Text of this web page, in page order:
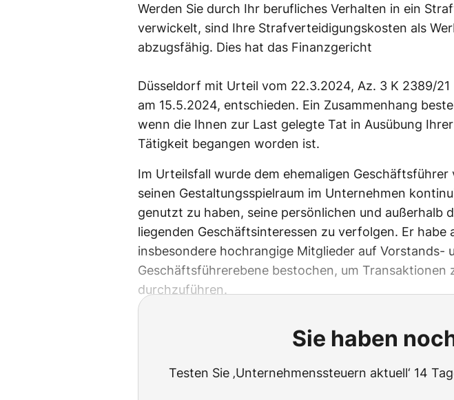
Werden Sie durch Ihr berufliches Verhalten in ein
verwickelt, sind Ihre Strafverteidigungskosten als
abzugsfähig. Dies hat das Finanzgericht
Düsseldorf mit Urteil vom 22.3.2024, Az. 3 K 2389/
am 15.5.2024, entschieden. Ein Zusammenhang
wenn die Ihnen zur Last gelegte Tat in Ausübung
Tätigkeit begangen worden ist.
Im Urteilsfall wurde dem ehemaligen
seinen Gestaltungsspielraum im Unternehmen
genutzt zu haben, seine persönlichen und außerhalb
liegenden Geschäftsinteressen zu verfolgen. Er habe
insbesondere hochrangige Mitglieder auf Vorstands-
Geschäftsführerebene bestochen, um Transaktionen
durchzuführen.
Sie haben
Testen Sie ‚Unternehmenssteuern aktuell‘ 14